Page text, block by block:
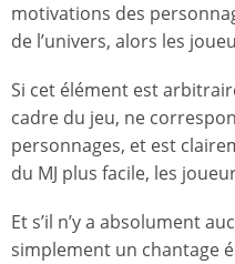
motivations des
de l’univers, alors les
Si cet élément est
cadre du jeu, ne
personnages, et est
du MJ plus facile, les
Et s’il n’y a absolument
simplement un chantage